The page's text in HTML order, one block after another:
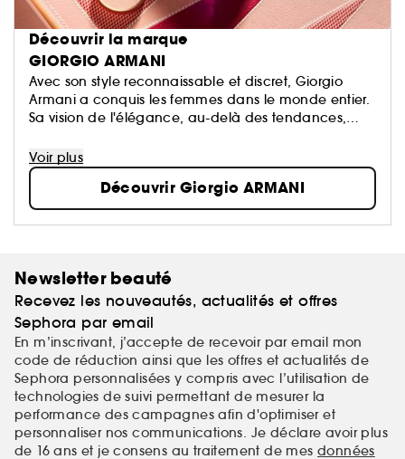
Découvrir la marque
GIORGIO ARMANI
Avec son style reconnaissable et discret, Giorgio
Armani a conquis les femmes dans le monde entier.
Sa vision de l'élégance, au-delà des tendances,
De plus, Giorgio Armani s'engage pour un avenir
plus durable grâce à l’utilisation d’ingrédients issus
de filières responsables et au soutien apporté à des
programmes de préservation des forêts.
Voir plus
Découvrir Giorgio ARMANI
Newsletter beauté
Recevez les nouveautés, actualités et offres
Sephora par email
En m’inscrivant, j’accepte de recevoir par email mon
code de réduction ainsi que les offres et actualités de
Sephora personnalisées y compris avec l’utilisation de
technologies de suivi permettant de mesurer la
performance des campagnes afin d'optimiser et
personnaliser nos communications. Je déclare avoir plus
de 16 ans et je consens au traitement de mes données